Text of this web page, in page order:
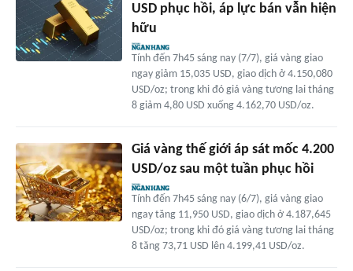
USD phục hồi, áp lực bán vẫn hiện
hữu
Tính đến 7h45 sáng nay (7/7), giá vàng giao
ngay giảm 15,035 USD, giao dịch ở 4.150,080
USD/oz; trong khi đó giá vàng tương lai tháng
8 giảm 4,80 USD xuống 4.162,70 USD/oz.
Giá vàng thế giới áp sát mốc 4.200
USD/oz sau một tuần phục hồi
Tính đến 7h45 sáng nay (6/7), giá vàng giao
ngay tăng 11,950 USD, giao dịch ở 4.187,645
USD/oz; trong khi đó giá vàng tương lai tháng
8 tăng 73,71 USD lên 4.199,41 USD/oz.